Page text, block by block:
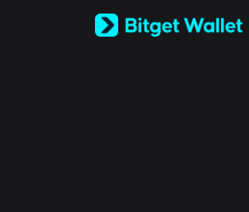
Español (Latinoamérica)